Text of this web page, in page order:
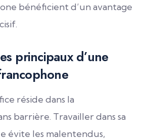
bénéficient d’un avantage
principaux d’une
réside dans la
barrière. Travailler dans sa
évite les malentendus,